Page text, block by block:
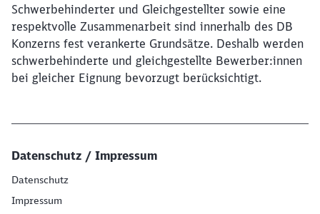
Schwerbehinderter und Gleichgestellter sowie eine
respektvolle Zusammenarbeit sind innerhalb des DB
Konzerns fest verankerte Grundsätze. Deshalb werden
schwerbehinderte und gleichgestellte Bewerber:innen
bei gleicher Eignung bevorzugt berücksichtigt.
Datenschutz / Impressum
Datenschutz
Impressum